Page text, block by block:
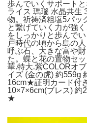
歩んでいくサポート
ライス 瑪瑙 水晶共生
物。祈祷済粗塩5パッ
と繋げていく力が強
をしっかりと歩んで
戸時代の頃から島の
呼ぶ石、大きな富や
た。蝶と花の置物セ
華.特大.紫COLORオ
イズ (金の虎) 約559g
16cm★証明カード付
10×7×6cm(ブレス) 約
★